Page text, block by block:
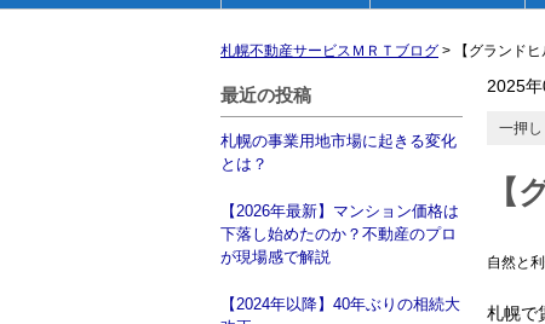
札幌不動産サービスＭＲＴブログ > 【グランド
最近の投稿
札幌の事業用地市場に起きる変化
とは？
【2026年最新】マンション価格は
下落し始めたのか？不動産のプロ
が現場感で解説
【2024年以降】40年ぶりの相続大
2025
一押
【
自然と
札幌で